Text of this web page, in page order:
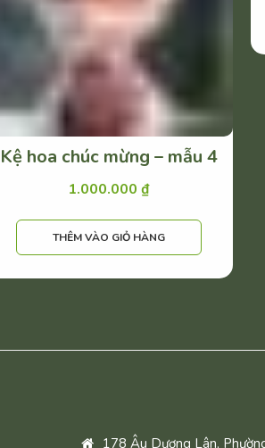
Kệ hoa chúc mừng – mẫu 4
1.000.000₫
THÊM VÀO GIỎ HÀNG
178 Âu Dương Lân,